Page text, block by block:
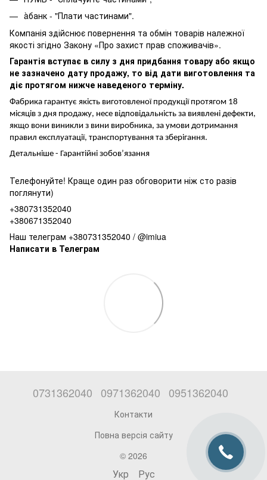
àбанк - "Плати частинами".
Компанія здійснює повернення та обмін товарів належної
якості згідно Закону «Про захист прав споживачів».
Гарантія вступає в силу з дня придбання товару або якщо
не зазначено дату продажу, то від дати виготовлення та
діє протягом нижче наведеного терміну.
Фабрика гарантує якість виготовленої продукції протягом 18
місяців з дня продажу, несе відповідальність за виявлені дефекти,
якщо вони виникли з вини виробника, за умови дотримання
правил експлуатації, транспортування та зберігання.
Детальніше - Гарантійні зобов’язання
Телефонуйте! Краще один раз обговорити ніж сто разів
поглянути)
+380731352040
+380671352040
Наш телеграм +380731352040 / @imiua
Написати в Телеграм
0731362040 0971362040 0951362040
Контакти
Повна версія сайту
© 2026
Укр Рус